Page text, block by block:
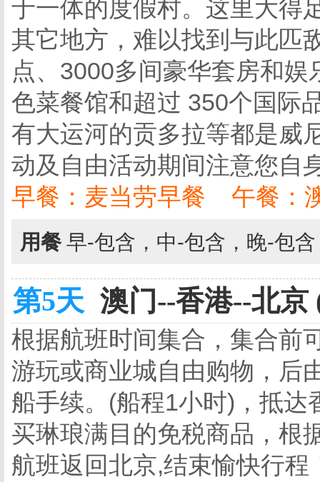
于一体的度假村。这里大得
其它地方，难以找到与此匹
点、3000多间豪华套房和
色菜餐馆和超过 350个国际
有大运河的贡多拉等都是威
动及自由活动期间注意您自
早餐：麦当劳早餐 午餐：
用餐 早-包含，中-包含，晚-包
第5天 澳门--香港--北京
根据航班时间集合，集合前
游玩或商业城自由购物，后
船手续。(船程1小时)，抵
买琳琅满目的免税商品，根
航班返回北京,结束愉快行程